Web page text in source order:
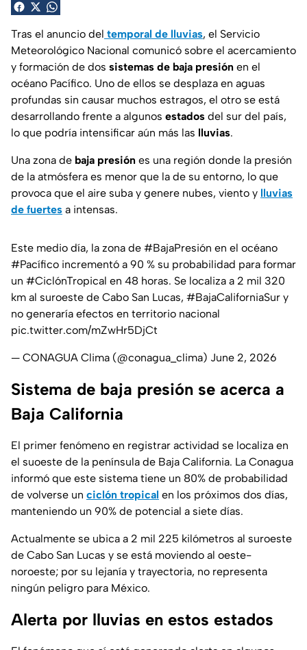
Tras el anuncio del temporal de lluvias, el Servicio
Meteorológico Nacional comunicó sobre el acercamiento
y formación de dos sistemas de baja presión en el
océano Pacífico. Uno de ellos se desplaza en aguas
profundas sin causar muchos estragos, el otro se está
desarrollando frente a algunos estados del sur del país,
lo que podría intensificar aún más las lluvias.
Una zona de baja presión es una región donde la presión
de la atmósfera es menor que la de su entorno, lo que
provoca que el aire suba y genere nubes, viento y lluvias
de fuertes a intensas.
Este medio día, la zona de #BajaPresión en el océano
#Pacífico incrementó a 90 % su probabilidad para formar
un #CiclónTropical en 48 horas. Se localiza a 2 mil 320
km al suroeste de Cabo San Lucas, #BajaCaliforniaSur y
no generaría efectos en territorio nacional
pic.twitter.com/mZwHr5DjCt
— CONAGUA Clima (@conagua_clima) June 2, 2026
Sistema de baja presión se acerca a
Baja California
El primer fenómeno en registrar actividad se localiza en
el suoeste de la península de Baja California. La Conagua
informó que este sistema tiene un 80% de probabilidad
de volverse un ciclón tropical en los próximos dos días,
manteniendo un 90% de potencial a siete días.
Actualmente se ubica a 2 mil 225 kilómetros al suroeste
de Cabo San Lucas y se está moviendo al oeste-
noroeste; por su lejanía y trayectoria, no representa
ningún peligro para México.
Alerta por lluvias en estos estados